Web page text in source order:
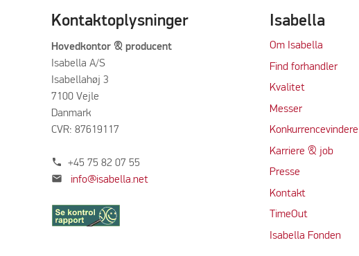
Kontaktoplysninger
Hovedkontor & producent
Isabella A/S
Isabellahøj 3
7100 Vejle
Danmark
CVR: 87619117
phone +45 75 82 07 55
mail info@isabella.net
Isabella
Om Isabella
Find forhandler
Kvalitet
Messer
Konkurrencevindere
Karriere & job
Presse
Kontakt
TimeOut
Isabella Fonden